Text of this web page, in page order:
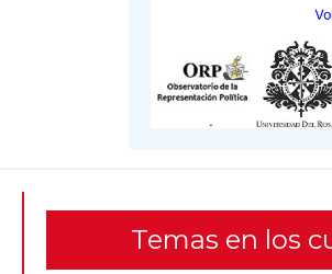
Temas en los